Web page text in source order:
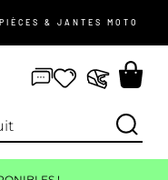
PIÈCES & JANTES MOTO
passe oublié ?
Je m’inscris